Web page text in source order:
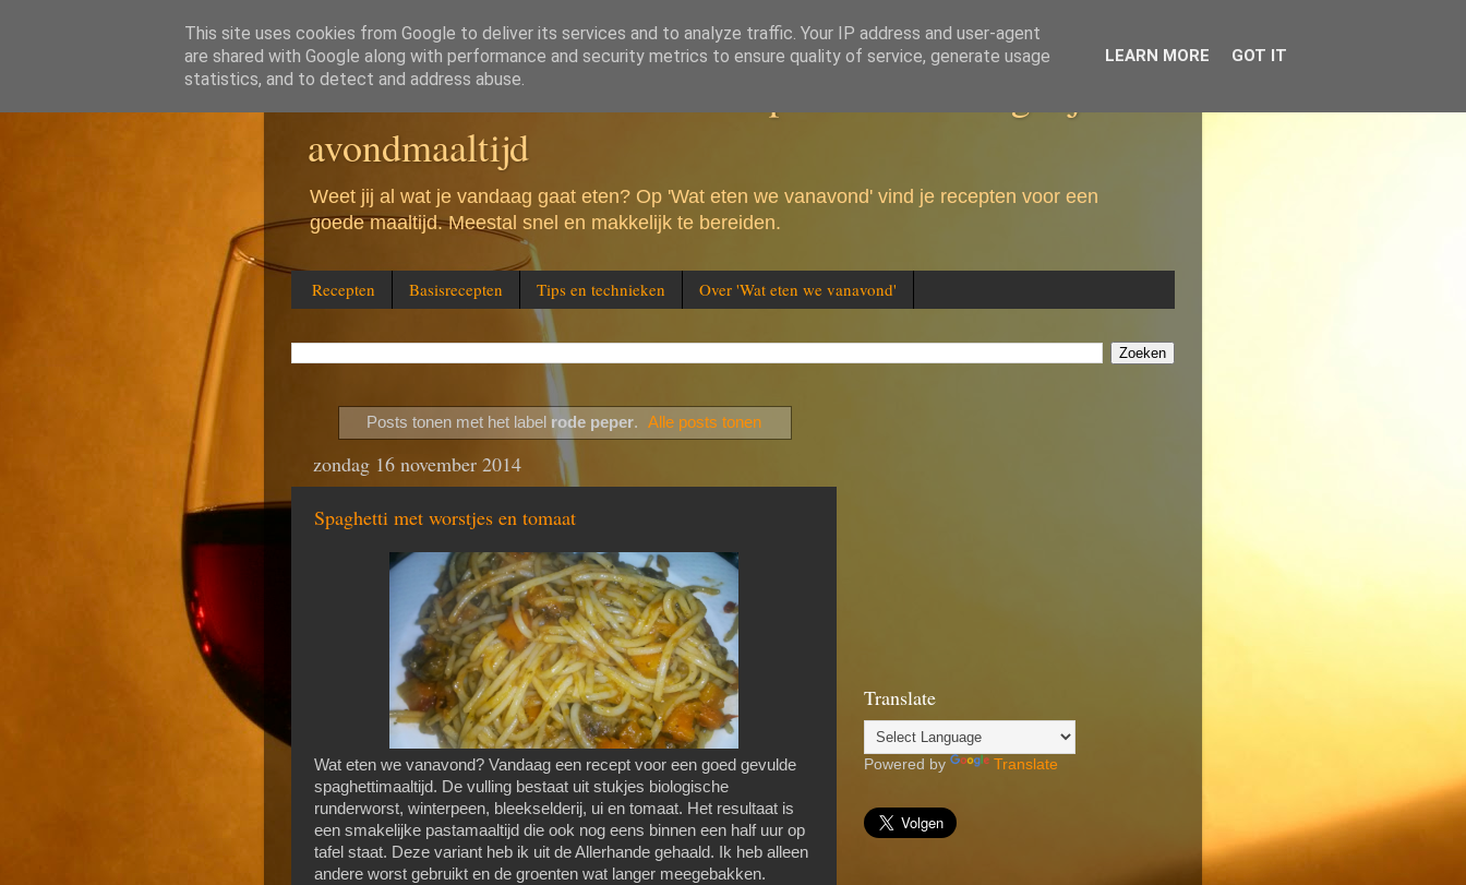
Wat eten we vanavond - Recepten voor de dagelijkse
avondmaaltijd
Weet jij al wat je vandaag gaat eten? Op 'Wat eten we vanavond' vind je recepten voor een
goede maaltijd. Meestal snel en makkelijk te bereiden.
Recepten Basisrecepten Tips en technieken Over 'Wat eten we vanavond'
Posts tonen met het label rode peper. Alle posts tonen
zondag 16 november 2014
Spaghetti met worstjes en tomaat
Wat eten we vanavond? Vandaag een recept voor een goed gevulde
spaghettimaaltijd. De vulling bestaat uit stukjes biologische
runderworst, winterpeen, bleekselderij, ui en tomaat. Het resultaat is
een smakelijke pastamaaltijd die ook nog eens binnen een half uur op
tafel staat. Deze variant heb ik uit de Allerhande gehaald. Ik heb alleen
andere worst gebruikt en de groenten wat langer meegebakken.
Translate
Powered by Translate
This site uses cookies from Google to deliver its services and to analyze traffic. Your IP address and user-agent
are shared with Google along with performance and security metrics to ensure quality of service, generate usage
statistics, and to detect and address abuse.
LEARN MORE GOT IT